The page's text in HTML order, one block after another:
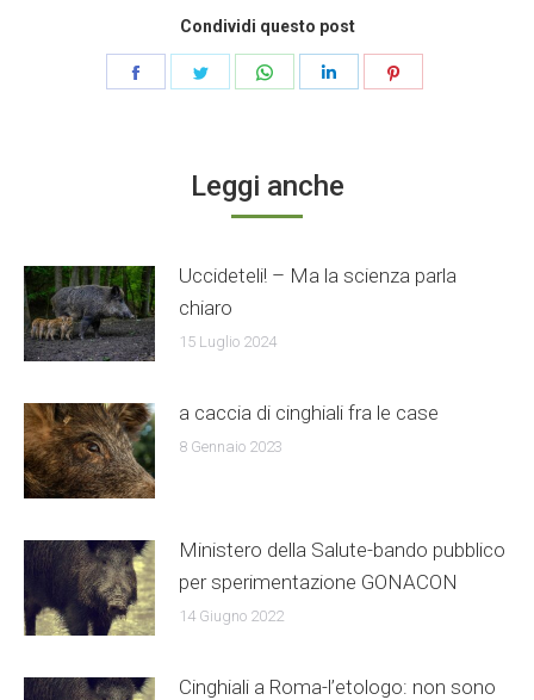
Condividi questo post
Share
Share
Leggi anche
Uccideteli! – Ma la scienza parla
chiaro
15 Luglio 2024
a caccia di cinghiali fra le case
8 Gennaio 2023
Ministero della Salute-bando pubblico
per sperimentazione GONACON
14 Giugno 2022
Cinghiali a Roma-l’etologo: non sono